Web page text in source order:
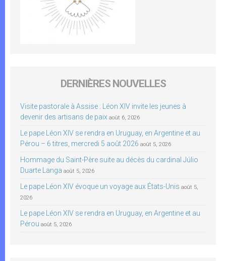
DERNIÈRES NOUVELLES
Visite pastorale à Assise : Léon XIV invite les jeunes à
devenir des artisans de paix août 6, 2026
Le pape Léon XIV se rendra en Uruguay, en Argentine et au
Pérou – 6 titres, mercredi 5 août 2026 août 5, 2026
Hommage du Saint-Père suite au décès du cardinal Júlio
Duarte Langa août 5, 2026
Le pape Léon XIV évoque un voyage aux États-Unis août 5,
2026
Le pape Léon XIV se rendra en Uruguay, en Argentine et au
Pérou août 5, 2026